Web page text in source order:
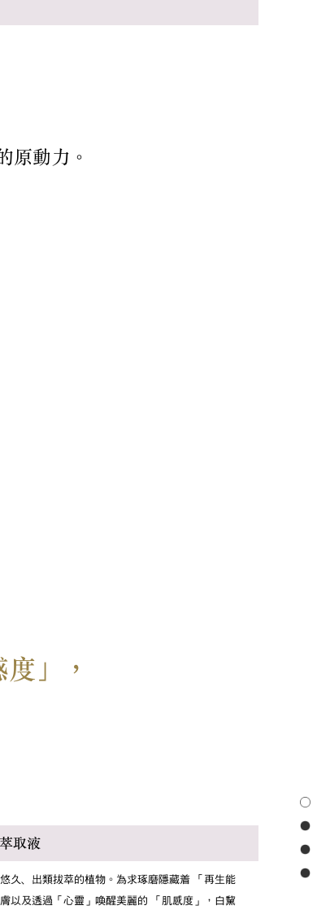
原動力。
」，
取液
久﹑出類拔萃的植物。為求琢磨隱藏着 「再生能
以及透過「心靈」喚醒美麗的 「肌感度」，白黧